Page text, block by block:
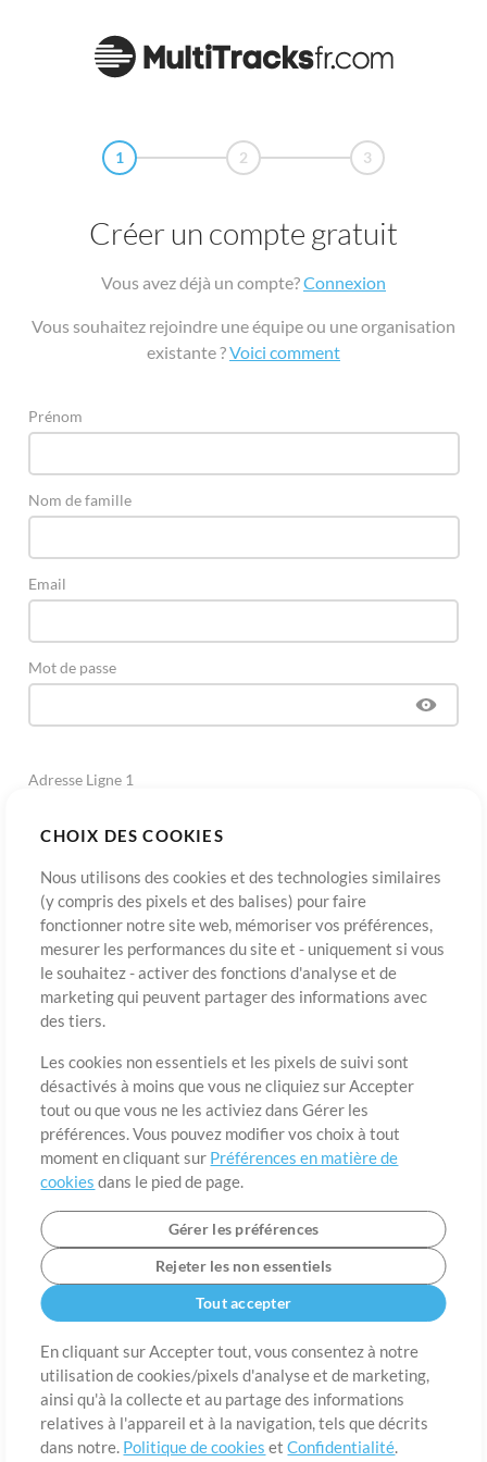
CHOIX DES COOKIES
Nous utilisons des cookies et des technologies similaires
(y compris des pixels et des balises) pour faire
fonctionner notre site web, mémoriser vos préférences,
mesurer les performances du site et - uniquement si vous
le souhaitez - activer des fonctions d'analyse et de
marketing qui peuvent partager des informations avec
des tiers.
Les cookies non essentiels et les pixels de suivi sont
désactivés à moins que vous ne cliquiez sur Accepter
tout ou que vous ne les activiez dans Gérer les
préférences. Vous pouvez modifier vos choix à tout
moment en cliquant sur Préférences en matière de
cookies dans le pied de page.
Gérer les préférences
Rejeter les non essentiels
Tout accepter
En cliquant sur Accepter tout, vous consentez à notre
utilisation de cookies/pixels d'analyse et de marketing,
ainsi qu'à la collecte et au partage des informations
relatives à l'appareil et à la navigation, tels que décrits
dans notre. Politique de cookies etConfidentialité.
1 2 3
Créer un compte gratuit
Vous avez déjà un compte?Connexion
Vous souhaitez rejoindre une équipe ou une organisation
existante ?Voici comment
Prénom
Nom de famille
Email
Mot de passe
Adresse Ligne 1
Ville
Pays
Étât Langue
A propos de Conditions d’utilisation Confidentialité
Préférences en
matière de cookies
Contact
©2006-2026 par MultiTracks LLC. Tous droits réservés.